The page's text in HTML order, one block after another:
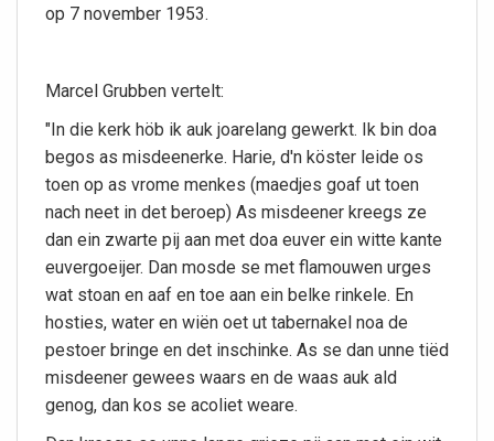
op 7 november 1953.
Marcel Grubben vertelt:
"In die kerk höb ik auk joarelang gewerkt. Ik bin doa
begos as misdeenerke. Harie, d'n köster leide os
toen op as vrome menkes (maedjes goaf ut toen
nach neet in det beroep) As misdeener kreegs ze
dan ein zwarte pij aan met doa euver ein witte kante
euvergoeijer. Dan mosde se met flamouwen urges
wat stoan en aaf en toe aan ein belke rinkele. En
hosties, water en wiën oet ut tabernakel noa de
pestoer bringe en det inschinke. As se dan unne tiëd
misdeener gewees waars en de waas auk ald
genog, dan kos se acoliet weare.